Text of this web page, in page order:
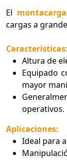
El
cargas a
Características:
Altura de
Equipado
mayor
operativos.
Aplicaciones:
Ideal para